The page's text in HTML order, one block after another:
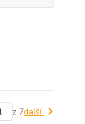
z 7další